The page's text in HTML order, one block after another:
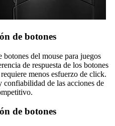
de botones
botones del mouse para juegos
de respuesta de los botones
menos esfuerzo de click.
de las acciones de
de botones